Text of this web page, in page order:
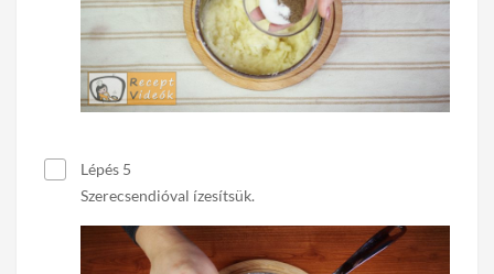
Lépés 5
Szerecsendióval ízesítsük.